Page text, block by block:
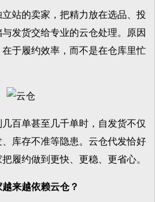
的卖家，把精力放在选品、投
发货交给专业的云仓处理。原因
于履约效率，而不是在仓库里忙
单甚至几千单时，自发货不仅
库存不准等隐患。云仓代发恰好
履约做到更快、更稳、更省心。
来越依赖云仓？